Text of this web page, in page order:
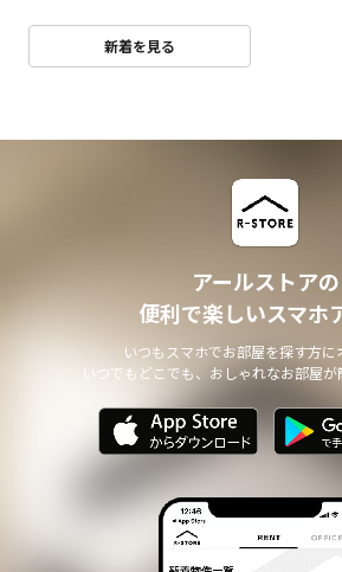
新着を見る
アールストアの
便利で楽しいスマホ
いつもスマホでお部屋を探す方に
いつでもどこでも、おしゃれなお部屋が